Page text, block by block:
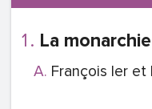
La
François Ier et